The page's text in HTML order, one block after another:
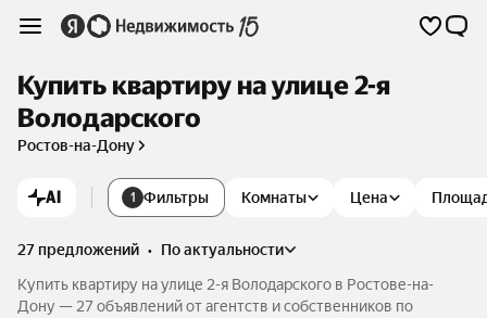
Купить квартиру на улице 2-я
Володарского
Ростов-на-Дону
AI 1 Фильтры Комнаты Цена
27 предложений •
по актуальности
Купить квартиру на улице 2-я Володарского в Ростове-на-
Дону — 27 объявлений от агентств и собственников по